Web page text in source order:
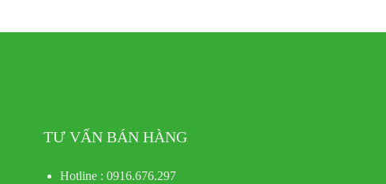
TƯ VẤN BÁN HÀNG
Hotline : 0916.676.297